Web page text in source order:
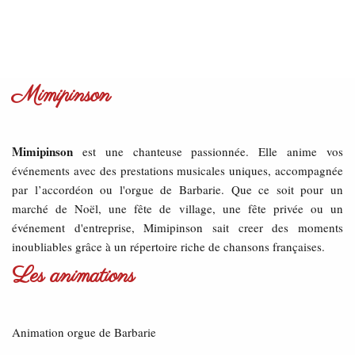
Mimipinson
Mimipinson est une chanteuse passionnée. Elle anime vos
événements avec des prestations musicales uniques, accompagnée
par l’accordéon ou l'orgue de Barbarie. Que ce soit pour un
marché de Noël, une fête de village, une fête privée ou un
événement d'entreprise, Mimipinson sait creer des moments
inoubliables grâce à un répertoire riche de chansons françaises.
Les animations
Animation orgue de Barbarie